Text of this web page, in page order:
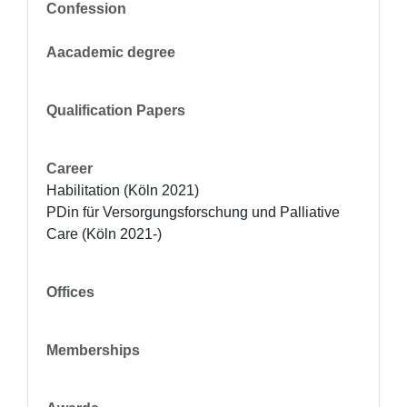
Confession
Aacademic degree
Qualification Papers
Career
Habilitation (Köln 2021)
PDin für Versorgungsforschung und Palliative
Care (Köln 2021-)
Offices
Memberships